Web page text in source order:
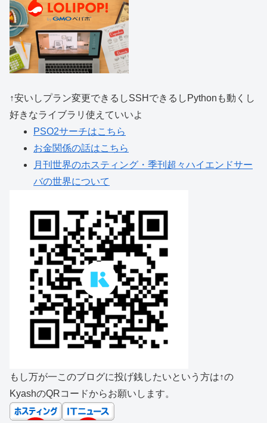
↑安いしプラン変更できるしSSHできるしPythonも動くし
好きなライブラリ使えていいよ
PSO2サーチはこちら
お金関係の話はこちら
月刊世界のホスティング・季刊超々ハイエンドサー
バの世界について
もし万が一このブログに投げ銭したいという方は↑の
KyashのQRコードからお願いします。